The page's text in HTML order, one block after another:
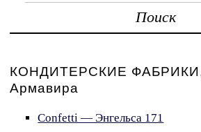
Поиск
КОНДИТЕРСКИЕ
Армавира
Confetti — Энгельса 171